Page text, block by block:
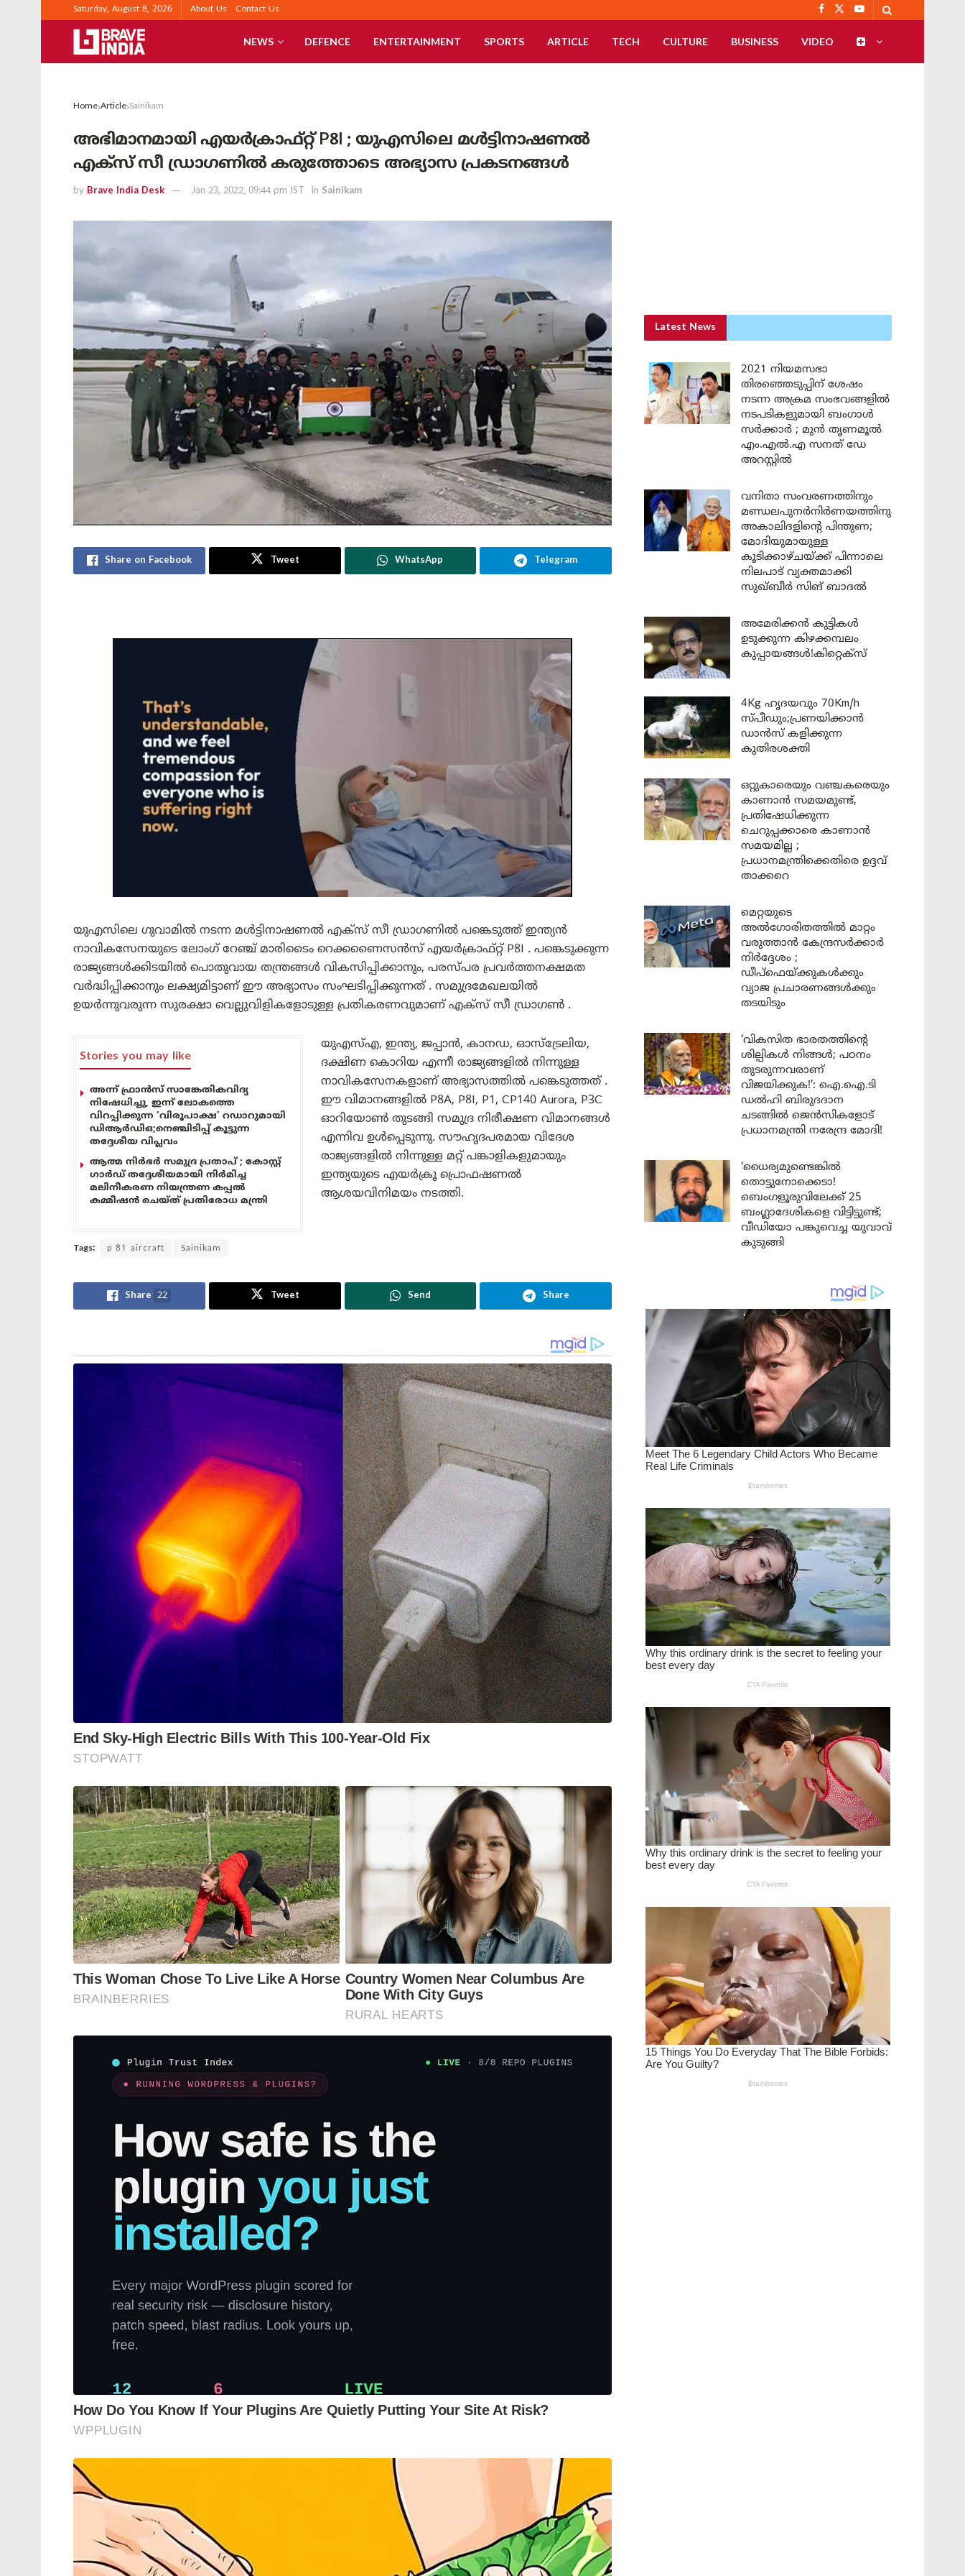
Saturday, August 8, 2026 About Us Contact Us
NEWS DEFENCE ENTERTAINMENT SPORTS ARTICLE TECH CULTURE BUSINESS VIDEO
Home Article Sainikam
അഭിമാനമായി എയർക്രാഫ്റ്റ് P8I ; യുഎസിലെ മൾട്ടിനാഷണൽ
എക്‌സ് സീ ഡ്രാഗണിൽ കരുത്തോടെ അഭ്യാസ പ്രകടനങ്ങൾ
by Brave India Desk Jan 23, 2022, 09:44 pm IST in Sainikam
Share on Facebook Tweet WhatsApp Telegram
യുഎസിലെ ഗുവാമിൽ നടന്ന മൾട്ടിനാഷണൽ എക്‌സ് സീ ഡ്രാഗണിൽ പങ്കെടുത്ത് ഇന്ത്യൻ
നാവികസേനയുടെ ലോംഗ് റേഞ്ച് മാരിടൈം റെക്കണൈസൻസ് എയർക്രാഫ്റ്റ് P8I . പങ്കെടുക്കുന്ന
രാജ്യങ്ങൾക്കിടയിൽ പൊതുവായ തന്ത്രങ്ങൾ വികസിപ്പിക്കാനും, പരസ്പര പ്രവർത്തനക്ഷമത
വർദ്ധിപ്പിക്കാനും ലക്ഷ്യമിട്ടാണ് ഈ അഭ്യാസം സംഘടിപ്പിക്കുന്നത് . സമുദ്രമേഖലയിൽ
ഉയർന്നുവരുന്ന സുരക്ഷാ വെല്ലുവിളികളോടുള്ള പ്രതികരണവുമാണ് എക്‌സ് സീ ഡ്രാഗൺ .
Stories you may like
അന്ന് ഫ്രാൻസ് സാങ്കേതികവിദ്യ
നിഷേധിച്ചു, ഇന്ന് ലോകത്തെ
വിറപ്പിക്കുന്ന ‘വിരൂപാക്ഷ’ റഡാറുമായി
ഡിആർഡിഒ;നെഞ്ചിടിപ്പ് കൂട്ടുന്ന
തദ്ദേശീയ വിപ്ലവം
ആത്മ നിർഭർ സമുദ്ര പ്രതാപ് ; കോസ്റ്റ്
ഗാർഡ് തദ്ദേശീയമായി നിർമിച്ച
മലിനീകരണ നിയന്ത്രണ കപ്പൽ
കമ്മീഷൻ ചെയ്ത് പ്രതിരോധ മന്ത്രി
യുഎസ്എ, ഇന്ത്യ, ജപ്പാൻ, കാനഡ, ഓസ്‌ട്രേലിയ,
ദക്ഷിണ കൊറിയ എന്നീ രാജ്യങ്ങളിൽ നിന്നുള്ള
നാവികസേനകളാണ് അഭ്യാസത്തിൽ പങ്കെടുത്തത് .
ഈ വിമാനങ്ങളിൽ P8A, P8I, P1, CP140 Aurora, P3C
ഓറിയോൺ തുടങ്ങി സമുദ്ര നിരീക്ഷണ വിമാനങ്ങൾ
എന്നിവ ഉൾപ്പെടുന്നു. സൗഹൃദപരമായ വിദേശ
രാജ്യങ്ങളിൽ നിന്നുള്ള മറ്റ് പങ്കാളികളുമായും
ഇന്ത്യയുടെ എയർക്രൂ പ്രൊഫഷണൽ
ആശയവിനിമയം നടത്തി.
Tags: p 81 aircraft Sainikam
Share 22 Tweet Send Share
Latest News
2021 നിയമസഭാ
തിരഞ്ഞെടുപ്പിന് ശേഷം
നടന്ന അക്രമ സംഭവങ്ങളിൽ
നടപടികളുമായി ബംഗാൾ
സർക്കാർ ; മുൻ തൃണമൂൽ
എം.എൽ.എ സനത് ഡേ
അറസ്റ്റിൽ
വനിതാ സംവരണത്തിനും
മണ്ഡലപുനർനിർണയത്തിനും
അകാലിദളിന്റെ പിന്തുണ;
മോദിയുമായുള്ള
കൂടിക്കാഴ്ചയ്ക്ക് പിന്നാലെ
നിലപാട് വ്യക്തമാക്കി
സുഖ്ബീർ സിങ് ബാദൽ
അമേരിക്കൻ കുട്ടികൾ
ഉടുക്കുന്ന കിഴക്കമ്പലം
കുപ്പായങ്ങൾ!കിറ്റെക്സ്
4Kg ഹൃദയവും 70Km/h
സ്പീഡും;പ്രണയിക്കാൻ
ഡാൻസ് കളിക്കുന്ന
കുതിരശക്തി
ഒറ്റുകാരെയും വഞ്ചകരെയും
കാണാൻ സമയമുണ്ട്,
പ്രതിഷേധിക്കുന്ന
ചെറുപ്പക്കാരെ കാണാൻ
സമയമില്ല ;
പ്രധാനമന്ത്രിക്കെതിരെ ഉദ്ദവ്
താക്കറെ
മെറ്റയുടെ
അൽഗോരിതത്തിൽ മാറ്റം
വരുത്താൻ കേന്ദ്രസർക്കാർ
നിർദ്ദേശം ;
ഡീപ്‌ഫെയ്ക്കുകൾക്കും
വ്യാജ പ്രചാരണങ്ങൾക്കും
തടയിടും
‘വികസിത ഭാരതത്തിന്റെ
ശില്പികൾ നിങ്ങൾ; പഠനം
തുടരുന്നവരാണ്
വിജയിക്കുക!’: ഐ.ഐ.ടി
ഡൽഹി ബിരുദദാന
ചടങ്ങിൽ ജെൻസികളോട്
പ്രധാനമന്ത്രി നരേന്ദ്ര മോദി!
‘ധൈര്യമുണ്ടെങ്കിൽ
തൊട്ടുനോക്കെടാ!
ബെംഗളൂരുവിലേക്ക് 25
ബംഗ്ലാദേശികളെ വിട്ടിട്ടുണ്ട്;
വീഡിയോ പങ്കുവെച്ച യുവാവ്
കുടുങ്ങി